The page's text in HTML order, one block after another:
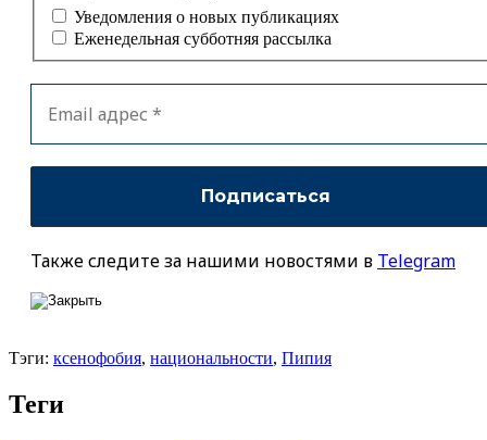
Уведомления о новых публикациях
Еженедельная субботняя рассылка
Также следите за нашими новостями в Telegram
Тэги: ксенофобия, национальности, Пипия
Теги